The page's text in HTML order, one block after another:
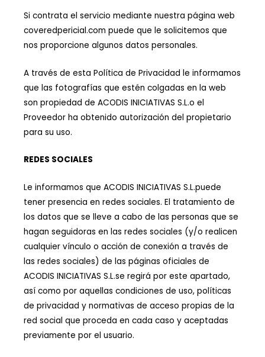
Si contrata el servicio mediante nuestra página web
coveredpericial.com puede que le solicitemos que
nos proporcione algunos datos personales.
A través de esta Política de Privacidad le informamos
que las fotografías que estén colgadas en la web
son propiedad de ACODIS INICIATIVAS S.L.o el
Proveedor ha obtenido autorización del propietario
para su uso.
REDES SOCIALES
Le informamos que ACODIS INICIATIVAS S.L.puede
tener presencia en redes sociales. El tratamiento de
los datos que se lleve a cabo de las personas que se
hagan seguidoras en las redes sociales (y/o realicen
cualquier vínculo o acción de conexión a través de
las redes sociales) de las páginas oficiales de
ACODIS INICIATIVAS S.L.se regirá por este apartado,
así como por aquellas condiciones de uso, políticas
de privacidad y normativas de acceso propias de la
red social que proceda en cada caso y aceptadas
previamente por el usuario.